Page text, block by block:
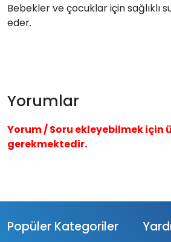
Bebekler ve çocuklar için sağlıklı
eder.
Yorumlar
Yorum / Soru ekleyebilmek için
gerekmektedir.
Popüler Kategoriler